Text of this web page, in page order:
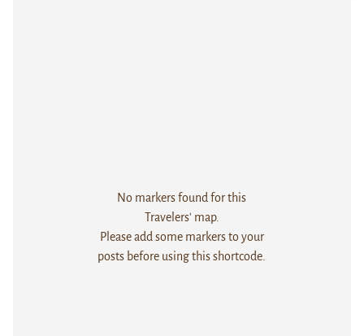
No markers found for this
Travelers' map.
Please add some markers to your
posts before using this shortcode.